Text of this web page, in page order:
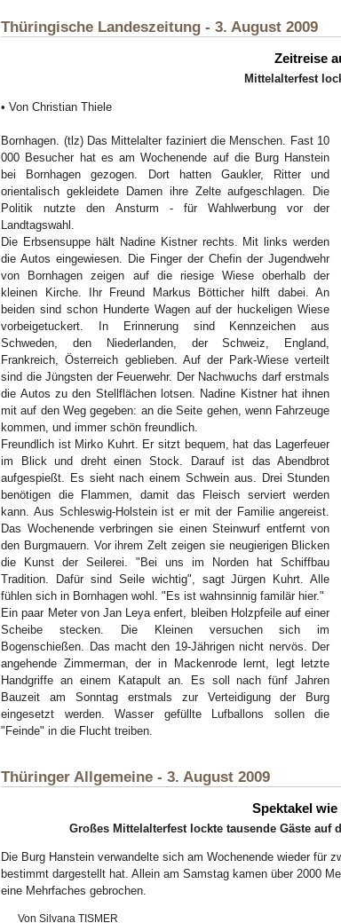
Thüringische Landeszeitung - 3. August 2009
Zeitreise
Mittelalterfest
• Von Christian Thiele
Bornhagen. (tlz) Das Mittelalter faziniert die Menschen. Fast 10
000 Besucher hat es am Wochenende auf die Burg Hanstein
bei Bornhagen gezogen. Dort hatten Gaukler, Ritter und
orientalisch gekleidete Damen ihre Zelte aufgeschlagen. Die
Politik nutzte den Ansturm - für Wahlwerbung vor der
Landtagswahl.
Die Erbsensuppe hält Nadine Kistner rechts. Mit links werden
die Autos eingewiesen. Die Finger der Chefin der Jugendwehr
von Bornhagen zeigen auf die riesige Wiese oberhalb der
kleinen Kirche. Ihr Freund Markus Bötticher hilft dabei. An
beiden sind schon Hunderte Wagen auf der huckeligen Wiese
vorbeigetuckert. In Erinnerung sind Kennzeichen aus
Schweden, den Niederlanden, der Schweiz, England,
Frankreich, Österreich geblieben. Auf der Park-Wiese verteilt
sind die Jüngsten der Feuerwehr. Der Nachwuchs darf erstmals
die Autos zu den Stellflächen lotsen. Nadine Kistner hat ihnen
mit auf den Weg gegeben: an die Seite gehen, wenn Fahrzeuge
kommen, und immer schön freundlich.
Freundlich ist Mirko Kuhrt. Er sitzt bequem, hat das Lagerfeuer
im Blick und dreht einen Stock. Darauf ist das Abendbrot
aufgespießt. Es sieht nach einem Schwein aus. Drei Stunden
benötigen die Flammen, damit das Fleisch serviert werden
kann. Aus Schleswig-Holstein ist er mit der Familie angereist.
Das Wochenende verbringen sie einen Steinwurf entfernt von
den Burgmauern. Vor ihrem Zelt zeigen sie neugierigen Blicken
die Kunst der Seilerei. "Bei uns im Norden hat Schiffbau
Tradition. Dafür sind Seile wichtig", sagt Jürgen Kuhrt. Alle
fühlen sich in Bornhagen wohl. "Es ist wahnsinnig familär hier."
Ein paar Meter von Jan Leya enfert, bleiben Holzpfeile auf einer
Scheibe stecken. Die Kleinen versuchen sich im
Bogenschießen. Das macht den 19-Jährigen nicht nervös. Der
angehende Zimmerman, der in Mackenrode lernt, legt letzte
Handgriffe an einem Katapult an. Es soll nach fünf Jahren
Bauzeit am Sonntag erstmals zur Verteidigung der Burg
eingesetzt werden. Wasser gefüllte Lufballons sollen die
"Feinde" in die Flucht treiben.
Thüringer Allgemeine - 3. August 2009
Spektakel
Großes Mittelalterfest lockte tausende Gäste
Die Burg Hanstein verwandelte sich am Wochenende wieder für
bestimmt dargestellt hat. Allein am Samstag kamen über 2000
eine Mehrfaches gebrochen.
Von Silvana TISMER